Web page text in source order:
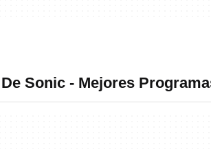
Sonic - Mejores